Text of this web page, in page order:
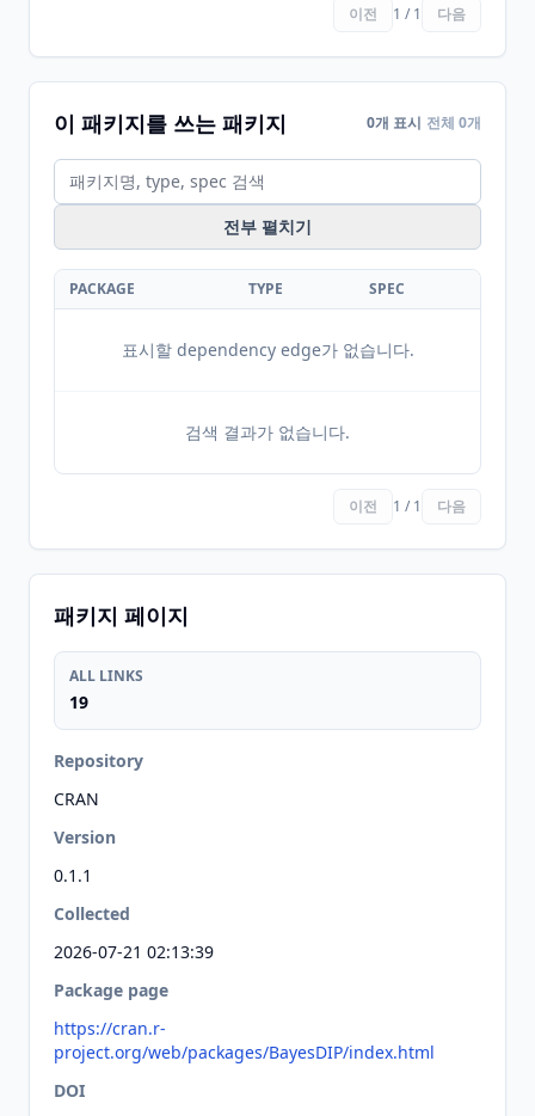
이전 1 / 1 다음
이 패키지를 쓰는 패키지 0개 표시 전체 0개
전부 펼치기
PACKAGE TYPE SPEC
표시할 dependency edge가 없습니다.
검색 결과가 없습니다.
이전 1 / 1 다음
패키지 페이지
ALL LINKS
19
Repository
CRAN
Version
0.1.1
Collected
2026-07-21 02:13:39
Package page
https://cran.r-
project.org/web/packages/BayesDIP/index.html
DOI